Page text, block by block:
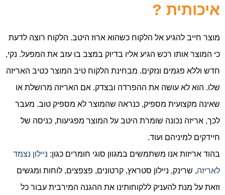
איכותית ?
מוצר חייב להגיע אל הלקוח כשהוא ארוז היטב. הלקוח רוצה לדעת
כי המוצר אותו רכש הגיע אליו בדיוק במצב בו עזב את המפעל. נקי,
חדש וללא פגמים ונזקים. מבחינת הלקוח טיב המוצר כטיב האריזה
שלו. הוא לא עושה את ההפרדה ובצדק. אם האריזה מרושלת או
שאינה מקצועית מספיק, כנראה שהמוצר לא מספיק טוב. מעבר
לכך, אריזה נכונה שומרת היטב על המוצר מפגיעות, כניסה של
חיידקים למיניהם ועוד.
בהוד אריזות אנו משתמשים במגוון סוגי חומרים כגון: ניילון נצמד
לאריזה, שרינק, ניילון סטראץ, קרטונים, פצפצים, לוחות ומגשים
וזאת על מנת להעניק ללקוחותינו את ההגנה המירבית עבור כל